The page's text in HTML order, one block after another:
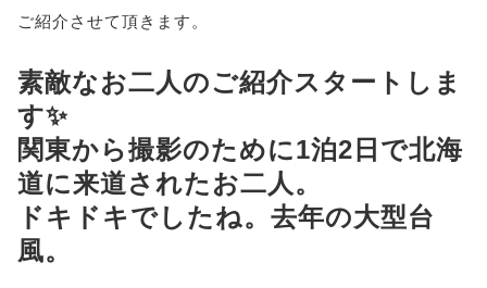
ご紹介させて頂きます。
素敵なお二人のご紹介スタートしま
す✨
関東から撮影のために1泊2日で北海
道に来道されたお二人。
ドキドキでしたね。去年の大型台
風。